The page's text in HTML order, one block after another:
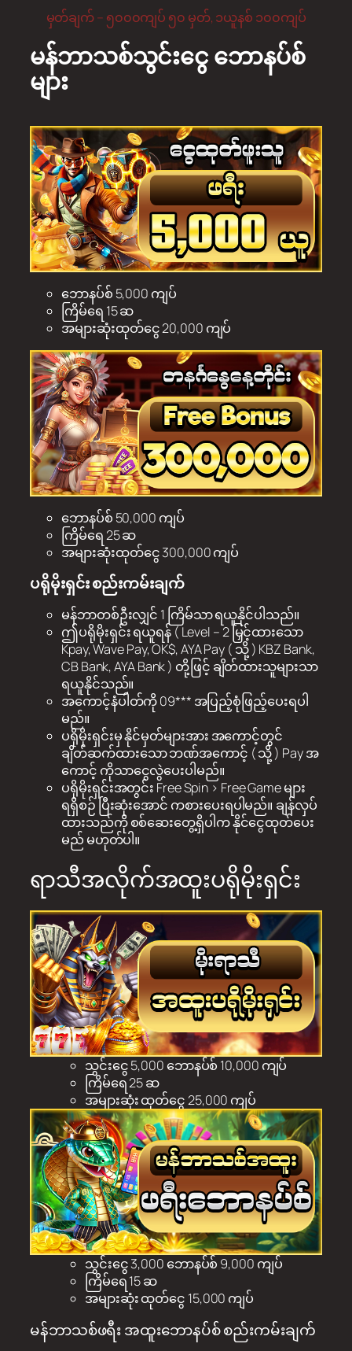
မှတ်ချက် – ၅၀၀၀ကျပ် ၅၀ မှတ်, ၁ယူနစ် ၁၀၀ကျပ်
မန်ဘာသစ်သွင်းငွေ ဘောနပ်စ်
များ
ဘောနပ်စ် 5,000 ကျပ်
ကြိမ်ရေ 15 ဆ
အများဆုံးထုတ်ငွေ 20,000 ကျပ်
ဘောနပ်စ် 50,000 ကျပ်
ကြိမ်ရေ 25 ဆ
အများဆုံးထုတ်ငွေ 300,000 ကျပ်
ပရိုမိုးရှင်း စည်းကမ်းချက်
မန်ဘာတစ်ဦးလျှင် 1 ကြိမ်သာ ရယူနိုင်ပါသည်။
ဤပရိုမိုးရှင်း ရယူရန် ( Level – 2 မြှင့်ထားသော
Kpay, Wave Pay, OK$, AYA Pay ( သို့ ) KBZ Bank,
CB Bank, AYA Bank ) တို့ဖြင့် ချိတ်ထားသူများသာ
ရယူနိုင်သည်။
အကောင့်နံပါတ်ကို 09*** အပြည့်စုံဖြည့်ပေးရပါ
မည်။
ပရိုမိုးရှင်းမှ နိုင်မှတ်များအား အကောင့်တွင်
ချိတ်ဆက်ထားသော ဘဏ်အကောင့် ( သို့ ) Pay အ
ကောင့် ကိုသာငွေလွဲပေးပါမည်။
ပရိုမိုးရှင်းအတွင်း Free Spin > Free Game များ
ရရှိစဉ် ပြီးဆုံးအောင် ကစားပေးရပါမည်။ ချန်လှပ်
ထားသည်ကို စစ်ဆေးတွေ့ရှိပါက နိုင်ငွေထုတ်ပေး
မည် မဟုတ်ပါ။
ရာသီအလိုက်အထူးပရိုမိုးရှင်း
သွင်းငွေ 5,000 ဘောနပ်စ် 10,000 ကျပ်
ကြိမ်ရေ 25 ဆ
အများဆုံး ထုတ်ငွေ 25,000 ကျပ်
သွင်းငွေ 3,000 ဘောနပ်စ် 9,000 ကျပ်
ကြိမ်ရေ 15 ဆ
အများဆုံး ထုတ်ငွေ 15,000 ကျပ်
မန်ဘာသစ်ဖရီး အထူးဘောနပ်စ် စည်းကမ်းချက်